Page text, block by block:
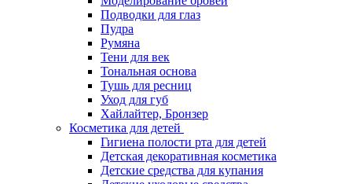
Подводки для глаз
Пудра
Румяна
Тени для век
Тональная основа
Тушь для ресниц
Уход для губ
Хайлайтер, Бронзер
Косметика для детей
Гигиена полости рта для детей
Детская декоративная косметика
Детские средства для купания